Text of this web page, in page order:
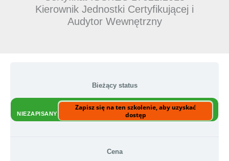
Kierownik Jednostki Certyfikującej i
Audytor Wewnętrzny
Bieżący status
NIEZAPISANY
Zapisz się na ten szkolenie, aby uzyskać
dostęp
Cena